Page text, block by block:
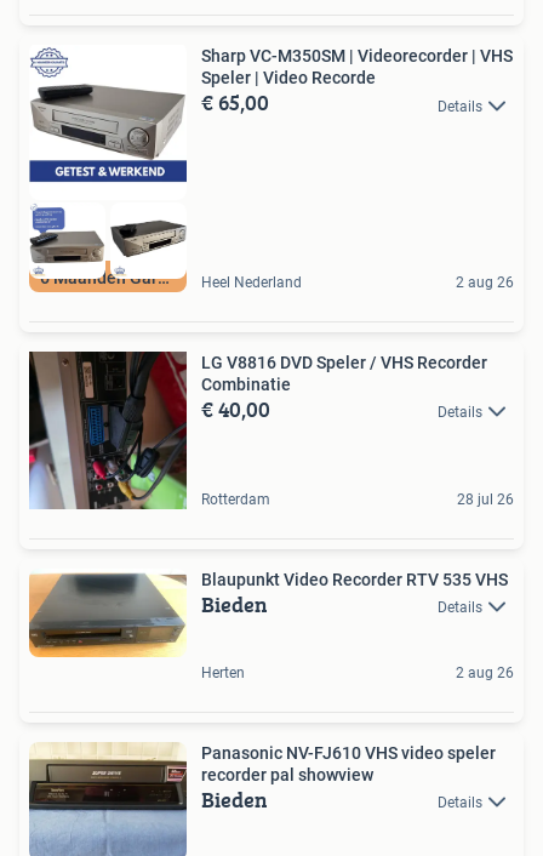
6 Maanden Garantie
Sharp VC-M350SM | Videorecorder | VHS
Speler | Video Recorde
€ 65,00 Details
Heel Nederland 2 aug 26
LG V8816 DVD Speler / VHS Recorder
Combinatie
€ 40,00 Details
Rotterdam 28 jul 26
Blaupunkt Video Recorder RTV 535 VHS
Bieden Details
Herten 2 aug 26
Panasonic NV-FJ610 VHS video speler
recorder pal showview
Bieden Details